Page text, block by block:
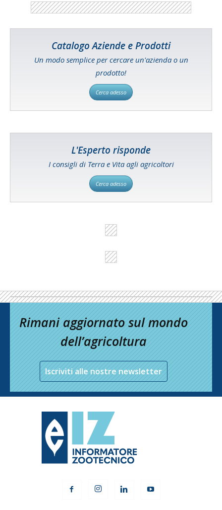
Catalogo Aziende e Prodotti
Un modo semplice per cercare un'azienda o un
prodotto!
Cerca adesso
L'Esperto risponde
I consigli di Terra e Vita agli agricoltori
Cerca adesso
Rimani aggiornato sul mondo
dell’agricoltura
Iscriviti alle nostre newsletter